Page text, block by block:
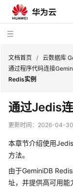
新
动
态
服
务
告
文档首页 / 云数据库
通过程序代码连接
Redis实例
通过Jedis
更新时间： 2026-04-
本章节介绍使用
方法。
由于GeminiDB Redis
址，并提供高可用